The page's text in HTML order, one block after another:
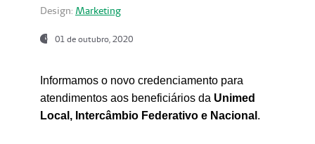
Design: Marketing
01 de outubro, 2020
Informamos o novo credenciamento para
atendimentos aos beneficiários da Unimed
Local, Intercâmbio Federativo e Nacional .